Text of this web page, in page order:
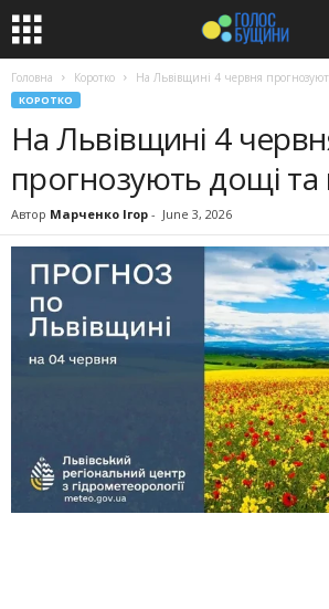
Головна Коротко На Львівщині 4 червня
КОРОТКО
На Львівщині 4
прогнозують дощі та
Автор Марченко Ігор - June 3, 2026